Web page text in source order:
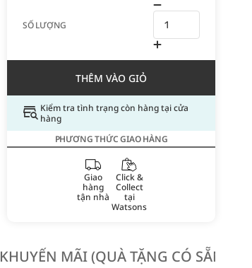
SỐ LƯỢNG
THÊM VÀO GIỎ
Kiểm tra tình trạng còn hàng tại cửa
hàng
PHƯƠNG THỨC GIAO HÀNG
Giao
hàng
tận nhà
Click &
Collect
tại
Watsons
KHUYẾN MÃI (QUÀ TẶNG CÓ SẴN